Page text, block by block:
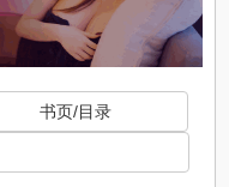
书页/目录